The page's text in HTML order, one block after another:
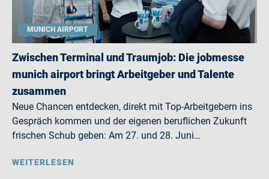
MUNICH AIRPORT
Zwischen Terminal und Traumjob: Die jobmesse
munich airport bringt Arbeitgeber und Talente
zusammen
Neue Chancen entdecken, direkt mit Top-Arbeitgebern ins
Gespräch kommen und der eigenen beruflichen Zukunft
frischen Schub geben: Am 27. und 28. Juni…
WEITERLESEN